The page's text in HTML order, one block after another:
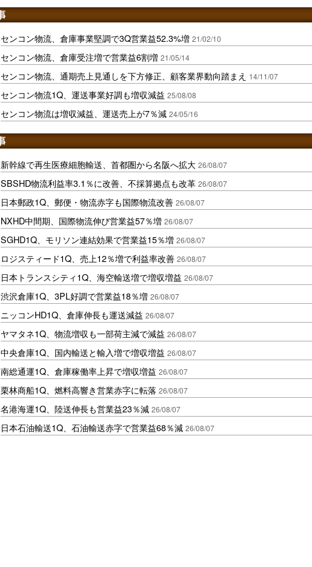
センコン物流、倉庫事業堅調で3Q営業益52.3%増 21/02/10
センコン物流、倉庫受注増で営業益6割増 21/05/14
センコン物流、通期売上見通しを下方修正、顧客業界動向踏まえ 14/11/07
センコン物流1Q、運送事業好調も増収減益 25/08/08
センコン物流は増収減益、運送売上が7％減 24/05/16
新幹線で再生医療細胞輸送、首都圏から名阪へ拡大 26/08/07
SBSHD物流利益率3.1％に改善、不採算拠点も改革 26/08/07
日本郵政1Q、郵便・物流赤字も国際物流改善 26/08/07
NXHD中間期、国際物流伸び営業益57％増 26/08/07
SGHD1Q、モリソン連結効果で営業益15％増 26/08/07
ロジスティード1Q、売上12％増で利益率改善 26/08/07
日本トランスシティ1Q、海空輸送増で増収増益 26/08/07
渋沢倉庫1Q、3PL好調で営業益18％増 26/08/07
ニッコンHD1Q、倉庫伸長も運送減益 26/08/07
ヤマタネ1Q、物流増収も一部荷主減で減益 26/08/07
中央倉庫1Q、国内輸送と輸入増で増収増益 26/08/07
南総通運1Q、倉庫稼働率上昇で増収増益 26/08/07
栗林商船1Q、燃料高響き営業赤字に転落 26/08/07
名港海運1Q、陸送伸長も営業益23％減 26/08/07
日本石油輸送1Q、石油輸送赤字で営業益68％減 26/08/07